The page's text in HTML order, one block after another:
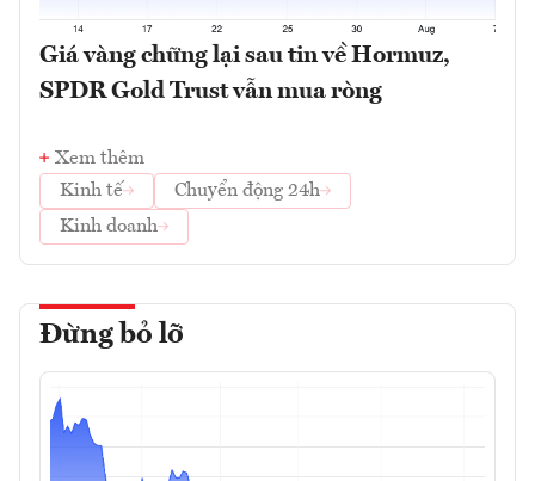
Giá vàng chững lại sau tin về Hormuz,
SPDR Gold Trust vẫn mua ròng
Xem thêm
Kinh tế
Chuyển động 24h
Kinh doanh
Đừng bỏ lỡ